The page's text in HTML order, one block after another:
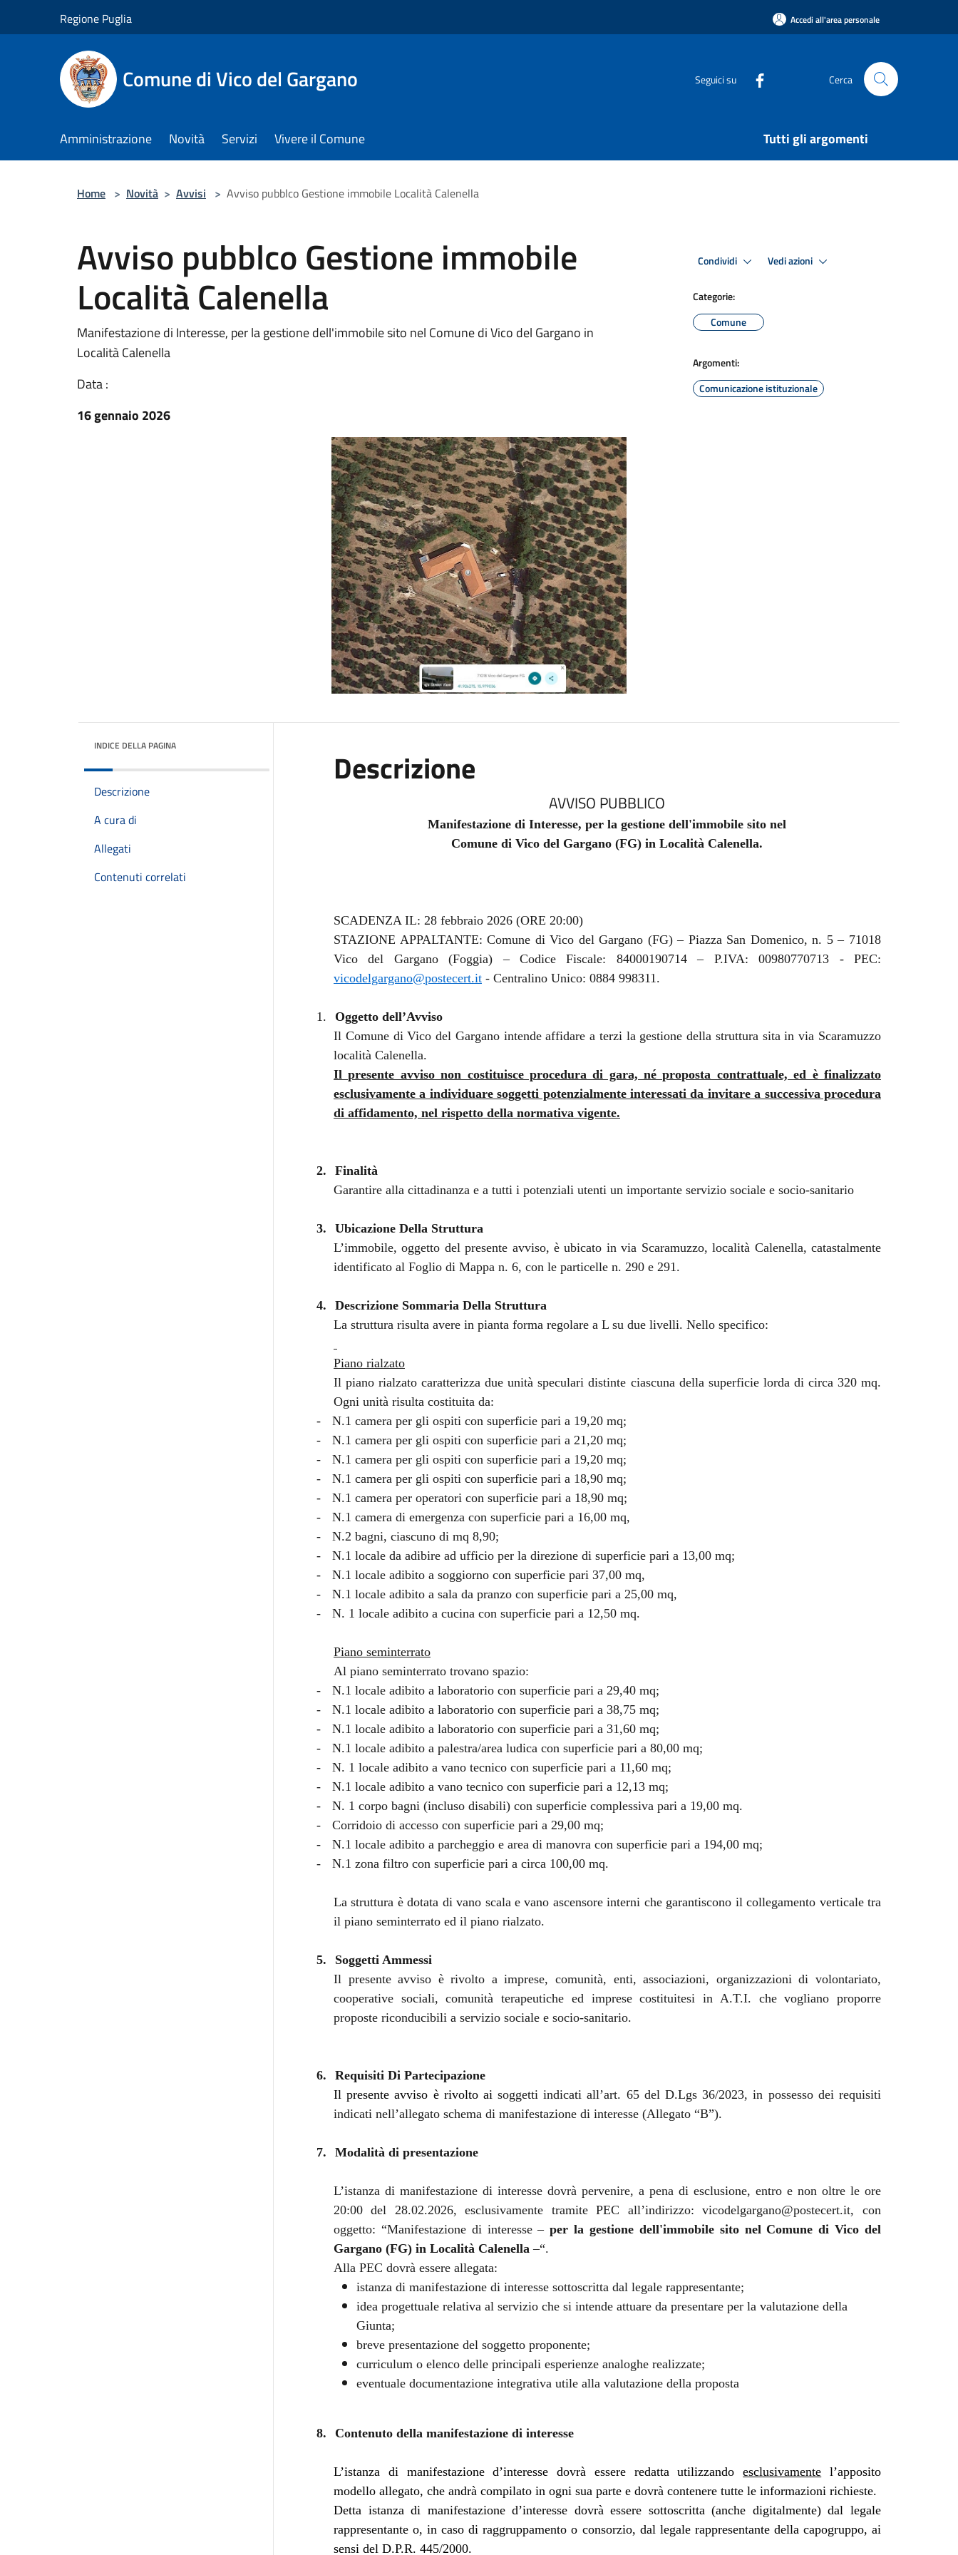
Regione Puglia Accedi all'area personale
Comune di Vico del Gargano Seguici su Cerca
Amministrazione Novità Servizi Vivere il Comune Tutti gli argomenti
Home > Novità > Avvisi > Avviso pubblco Gestione immobile Località Calenella
Avviso pubblco Gestione immobile
Località Calenella
Manifestazione di Interesse, per la gestione dell'immobile sito nel Comune di Vico del Gargano in
Località Calenella
Data :
16 gennaio 2026
Condividi Vedi azioni
Categorie:
Comune
Argomenti:
Comunicazione istituzionale
INDICE DELLA PAGINA
Descrizione
A cura di
Allegati
Contenuti correlati
Descrizione
AVVISO PUBBLICO
Manifestazione di Interesse, per la gestione dell'immobile sito nel
Comune di Vico del Gargano (FG) in Località Calenella.
SCADENZA IL: 28 febbraio 2026 (ORE 20:00)
STAZIONE APPALTANTE: Comune di Vico del Gargano (FG) – Piazza San Domenico, n. 5 – 71018
Vico del Gargano (Foggia) – Codice Fiscale: 84000190714 – P.IVA: 00980770713 - PEC:
vicodelgargano@postecert.it- Centralino Unico: 0884 998311.
1.
Oggetto dell’Avviso
Il Comune di Vico del Gargano intende affidare a terzi la gestione della struttura sita in via Scaramuzzo
località Calenella.
Il presente avviso non costituisce procedura di gara, né proposta contrattuale, ed è finalizzato
esclusivamente a individuare soggetti potenzialmente interessati da invitare a successiva procedura
di affidamento, nel rispetto della normativa vigente.
2.
Finalità
Garantire alla cittadinanza e a tutti i potenziali utenti un importante servizio sociale e socio-sanitario
3.
Ubicazione Della Struttura
L’immobile, oggetto del presente avviso, è ubicato in via Scaramuzzo, località Calenella, catastalmente
identificato al Foglio di Mappa n. 6, con le particelle n. 290 e 291.
4.
Descrizione Sommaria Della Struttura
La struttura risulta avere in pianta forma regolare a L su due livelli. Nello specifico:
Piano rialzato
Il piano rialzato caratterizza due unità speculari distinte ciascuna della superficie lorda di circa 320 mq.
Ogni unità risulta costituita da:
-
N.1 camera per gli ospiti con superficie pari a 19,20 mq;
-
N.1 camera per gli ospiti con superficie pari a 21,20 mq;
-
N.1 camera per gli ospiti con superficie pari a 19,20 mq;
-
N.1 camera per gli ospiti con superficie pari a 18,90 mq;
-
N.1 camera per operatori con superficie pari a 18,90 mq;
-
N.1 camera di emergenza con superficie pari a 16,00 mq,
-
N.2 bagni, ciascuno di mq 8,90;
-
N.1 locale da adibire ad ufficio per la direzione di superficie pari a 13,00 mq;
-
N.1 locale adibito a soggiorno con superficie pari 37,00 mq,
-
N.1 locale adibito a sala da pranzo con superficie pari a 25,00 mq,
-
N. 1 locale adibito a cucina con superficie pari a 12,50 mq.
Piano seminterrato
Al piano seminterrato trovano spazio:
-
N.1 locale adibito a laboratorio con superficie pari a 29,40 mq;
-
N.1 locale adibito a laboratorio con superficie pari a 38,75 mq;
-
N.1 locale adibito a laboratorio con superficie pari a 31,60 mq;
-
N.1 locale adibito a palestra/area ludica con superficie pari a 80,00 mq;
-
N. 1 locale adibito a vano tecnico con superficie pari a 11,60 mq;
-
N.1 locale adibito a vano tecnico con superficie pari a 12,13 mq;
-
N. 1 corpo bagni (incluso disabili) con superficie complessiva pari a 19,00 mq.
-
Corridoio di accesso con superficie pari a 29,00 mq;
-
N.1 locale adibito a parcheggio e area di manovra con superficie pari a 194,00 mq;
-
N.1 zona filtro con superficie pari a circa 100,00 mq.
La struttura è dotata di vano scala e vano ascensore interni che garantiscono il collegamento verticale tra
il piano seminterrato ed il piano rialzato.
5.
Soggetti Ammessi
Il presente avviso è rivolto a imprese, comunità, enti, associazioni, organizzazioni di volontariato,
cooperative sociali, comunità terapeutiche ed imprese costituitesi in A.T.I. che vogliano proporre
proposte riconducibili a servizio sociale e socio-sanitario.
6.
Requisiti Di Partecipazione
Il presente avviso è rivolto aisoggettiindicati all’art. 65 del D.Lgs 36/2023, in possesso dei requisiti
indicati nell’allegato schema di manifestazione di interesse (Allegato “B”).
7. Modalità di presentazione
L’istanza di manifestazione di interesse dovrà pervenire, a pena di esclusione, entro e non oltre le ore
20:00 del 28.02.2026, esclusivamente tramite PEC all’indirizzo: vicodelgargano@postecert.it, con
oggetto: “Manifestazione di interesse –per la gestione dell'immobile sito nel Comune di Vico del
Gargano (FG) in Località Calenella–“.
Alla PEC dovrà essere allegata:
istanza di manifestazione di interesse sottoscritta dal legale rappresentante;
idea progettuale relativa al servizio che si intende attuare da presentare per la valutazione della
Giunta;
breve presentazione del soggetto proponente;
curriculum o elenco delle principali esperienze analoghe realizzate;
eventuale documentazione integrativa utile alla valutazione della proposta
8. Contenuto della manifestazione di interesse
L’istanza di manifestazione d’interesse dovrà essere redatta utilizzandoesclusivamente l’apposito
modello allegato, che andrà compilato in ogni sua parte e dovrà contenere tutte le informazioni richieste.
Detta istanza di manifestazione d’interesse dovrà essere sottoscritta (anche digitalmente) dal legale
rappresentante o, in caso di raggruppamento o consorzio, dal legale rappresentante della capogruppo, ai
sensi del D.P.R. 445/2000.